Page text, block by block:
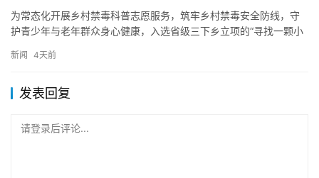
为常态化开展乡村禁毒科普志愿服务，筑牢乡村禁毒安全防线，守
护青少年与老年群众身心健康，入选省级三下乡立项的“寻找一颗小
新闻 4天前
发表回复
请登录后评论...